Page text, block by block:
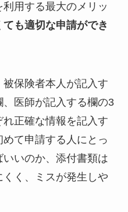
用する最大のメリッ
も適切な申請ができ
保険者本人が記入す
医師が記入する欄の3
正確な情報を記入す
て申請する人にとっ
いのか、添付書類は
く、ミスが発生しや